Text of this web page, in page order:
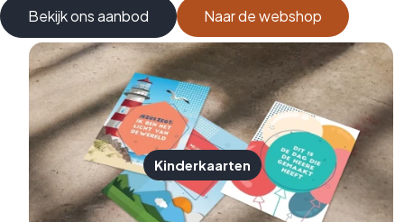
Bekijk ons aanbod Naar de webshop
Kinderkaarten